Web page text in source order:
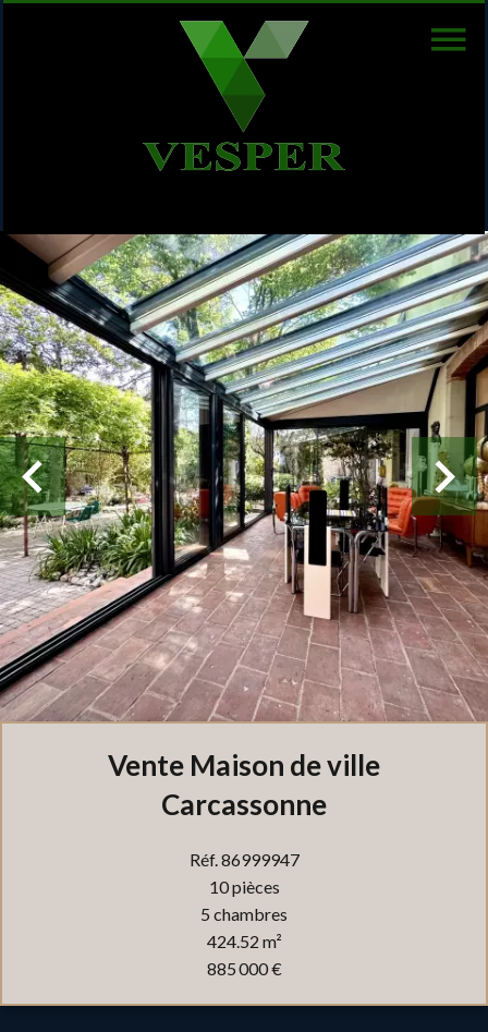
Vente Maison de ville
Carcassonne
Réf. 86999947
10 pièces
5 chambres
424.52 m²
885 000 €